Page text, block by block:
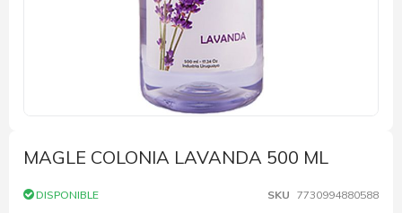
comienzo
de
galería
MAGLE COLONIA LAVANDA 500 ML
DISPONIBLE SKU 7730994880588